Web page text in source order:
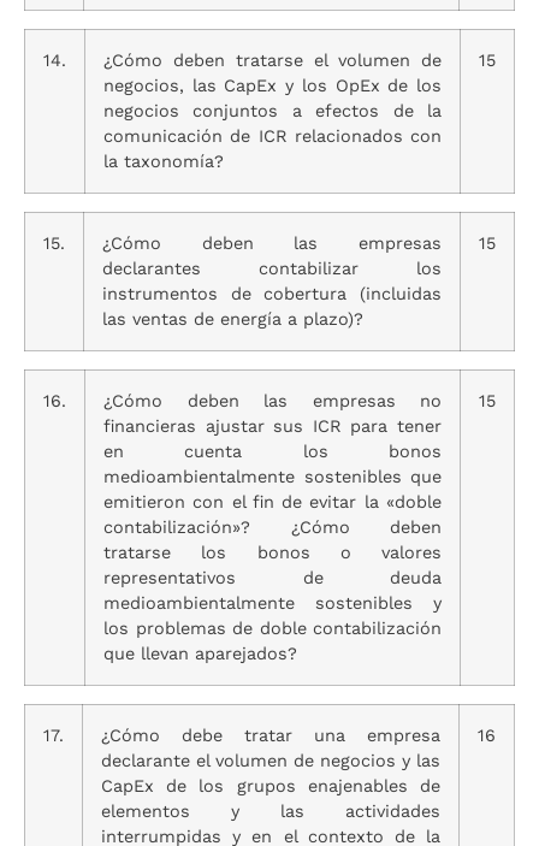
14.
¿Cómo deben tratarse el volumen de
negocios, las CapEx y los OpEx de los
negocios conjuntos a efectos de la
comunicación de ICR relacionados con
la taxonomía?
15
15.
¿Cómo deben las empresas
declarantes contabilizar los
instrumentos de cobertura (incluidas
las ventas de energía a plazo)?
15
16.
¿Cómo deben las empresas no
financieras ajustar sus ICR para tener
en cuenta los bonos
medioambientalmente sostenibles que
emitieron con el fin de evitar la «doble
contabilización»? ¿Cómo deben
tratarse los bonos o valores
representativos de deuda
medioambientalmente sostenibles y
los problemas de doble contabilización
que llevan aparejados?
15
17.
¿Cómo debe tratar una empresa
declarante el volumen de negocios y las
CapEx de los grupos enajenables de
elementos y las actividades
interrumpidas y en el contexto de la
16